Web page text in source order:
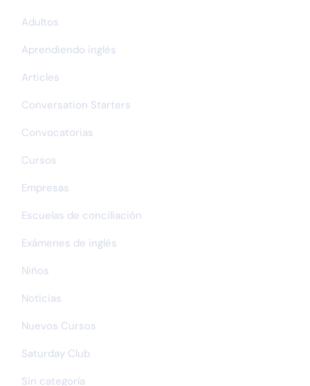
Adultos
Aprendiendo inglés
Articles
Conversation Starters
Convocatorias
Cursos
Empresas
Escuelas de conciliación
Exámenes de inglés
Niños
Noticias
Nuevos Cursos
Saturday Club
Sin categoría